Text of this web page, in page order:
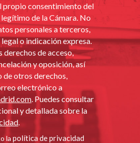
propio consentimiento del
de la Cámara. No
personales a terceros,
o indicación expresa.
derechos de acceso,
y oposición, así
otros derechos,
electrónico a
. Puedes consultar
y detallada sobre la
la política de privacidad